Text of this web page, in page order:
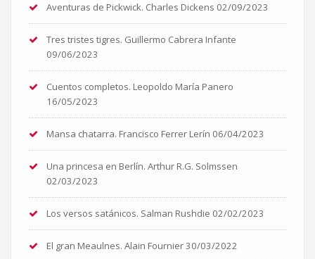
Aventuras de Pickwick. Charles Dickens 02/09/2023
Tres tristes tigres. Guillermo Cabrera Infante
09/06/2023
Cuentos completos. Leopoldo María Panero
16/05/2023
Mansa chatarra. Francisco Ferrer Lerín 06/04/2023
Una princesa en Berlín. Arthur R.G. Solmssen
02/03/2023
Los versos satánicos. Salman Rushdie 02/02/2023
El gran Meaulnes. Alain Fournier30/03/2022